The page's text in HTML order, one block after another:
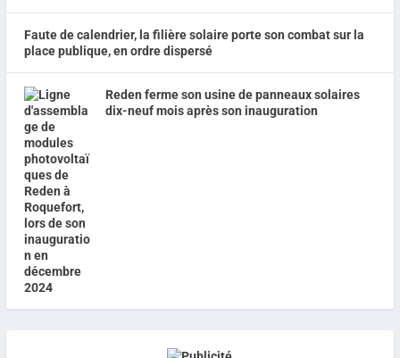
Faute de calendrier, la filière solaire porte son combat sur la
place publique, en ordre dispersé
Reden ferme son usine de panneaux solaires
dix-neuf mois après son inauguration